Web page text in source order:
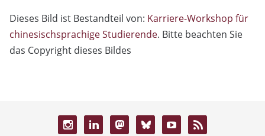
Dieses Bild ist Bestandteil von: Karriere-Workshop für
chinesischsprachige Studierende. Bitte beachten Sie
das Copyright dieses Bildes